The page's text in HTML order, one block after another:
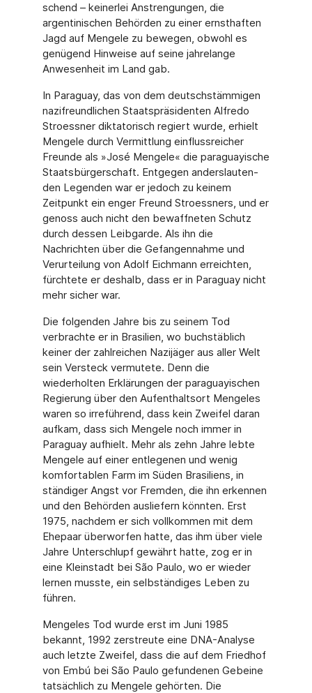
schend – keinerlei An­strengungen, die
argentinischen Behörden zu einer ernsthaften
Jagd auf Mengele zu bewe­gen, obwohl es
genügend Hinweise auf seine jahrelange
Anwesenheit im Land gab.
In Paraguay, das von dem deutschstämmigen
nazifreundlichen Staatspräsidenten Alfredo
Stroessner diktatorisch regiert wurde, erhielt
Mengele durch Vermittlung einflussreicher
Freunde als »José Mengele« die paraguayische
Staatsbürgerschaft. Entgegen anderslauten­
den Legenden war er jedoch zu keinem
Zeitpunkt ein enger Freund Stroessners, und er
ge­noss auch nicht den bewaffneten Schutz
durch dessen Leibgarde. Als ihn die
Nachrichten über die Gefangennahme und
Verurteilung von Adolf Eichmann erreichten,
fürchtete er deshalb, dass er in Paraguay nicht
mehr sicher war.
Die folgenden Jahre bis zu seinem Tod
verbrachte er in Brasilien, wo buchstäblich
keiner der zahlreichen Nazijäger aus aller Welt
sein Versteck vermutete. Denn die
wiederholten Erklärungen der paraguayischen
Regierung über den Aufenthaltsort Mengeles
waren so irreführend, dass kein Zweifel daran
aufkam, dass sich Mengele noch immer in
Paraguay aufhielt. Mehr als zehn Jahre lebte
Mengele auf einer entlegenen und wenig
komfortablen Farm im Süden Brasiliens, in
ständiger Angst vor Fremden, die ihn erkennen
und den Behörden ausliefern könnten. Erst
1975, nachdem er sich vollkommen mit dem
Ehepaar überworfen hatte, das ihm über viele
Jahre Unterschlupf gewährt hatte, zog er in
eine Kleinstadt bei São Paulo, wo er wieder
lernen musste, ein selbständiges Leben zu
führen.
Mengeles Tod wurde erst im Juni 1985
bekannt, 1992 zerstreute eine DNA-Analyse
auch letzte Zweifel, dass die auf dem Friedhof
von Embú bei São Paulo gefundenen Gebeine
tat­sächlich zu Mengele gehörten. Die